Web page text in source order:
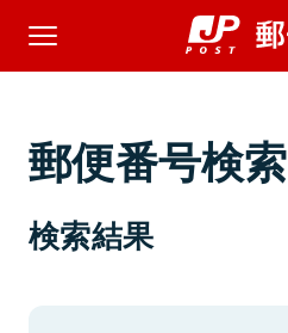
郵便番号検索
検索結果